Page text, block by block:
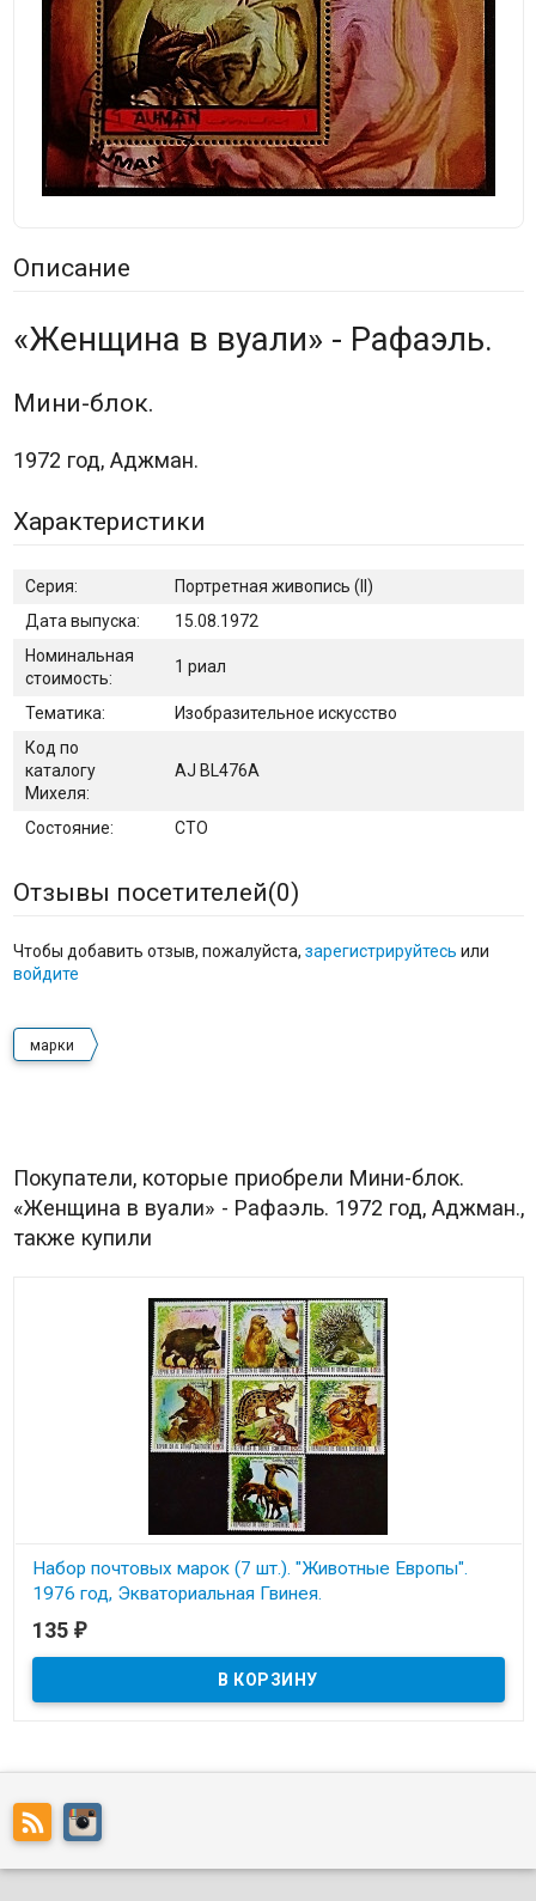
Описание
«Женщина в вуали» - Рафаэль.
Мини-блок.
1972 год, Аджман.
Характеристики
Серия:
Портретная живопись (II)
Дата выпуска:
15.08.1972
Номинальная
стоимость:
1 риал
Тематика:
Изобразительное искусство
Код по
каталогу
Михеля:
AJ BL476A
Состояние: CTO
Отзывы посетителей(0)
Чтобы добавить отзыв, пожалуйста, зарегистрируйтесь или
войдите
марки
Покупатели, которые приобрели Мини-блок.
«Женщина в вуали» - Рафаэль. 1972 год, Аджман.,
также купили
Набор почтовых марок (7 шт.). "Животные Европы".
1976 год, Экваториальная Гвинея.
В наличии
135 ₽